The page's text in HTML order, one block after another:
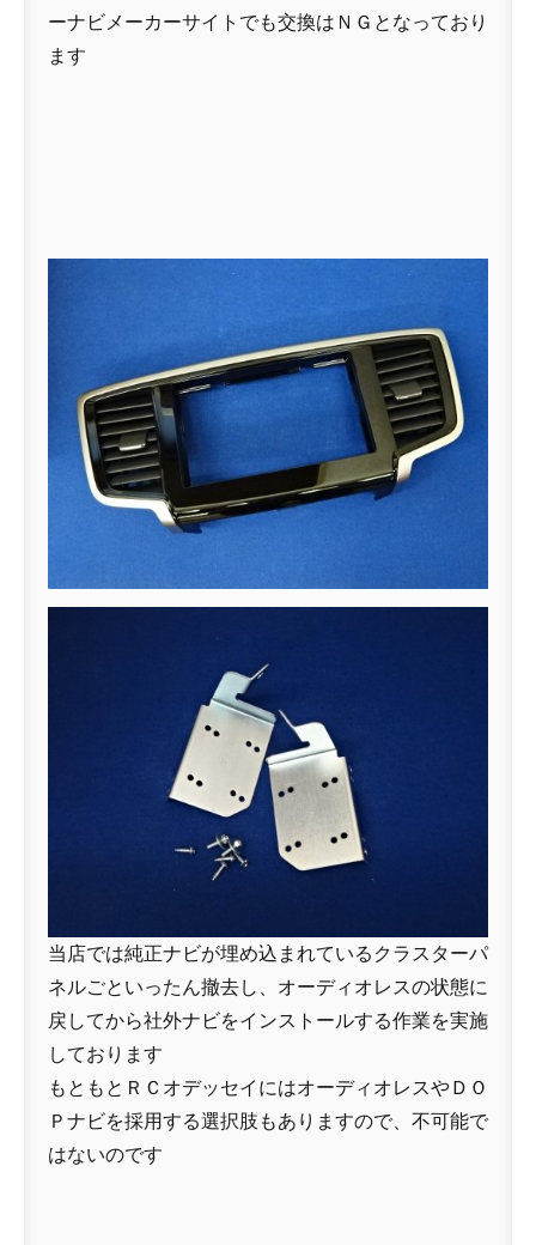
ーナビメーカーサイトでも交換はＮＧとなっており
ます
当店では純正ナビが埋め込まれているクラスターパ
ネルごといったん撤去し、オーディオレスの状態に
戻してから社外ナビをインストールする作業を実施
しております
もともとＲＣオデッセイにはオーディオレスやＤＯ
Ｐナビを採用する選択肢もありますので、不可能で
はないのです